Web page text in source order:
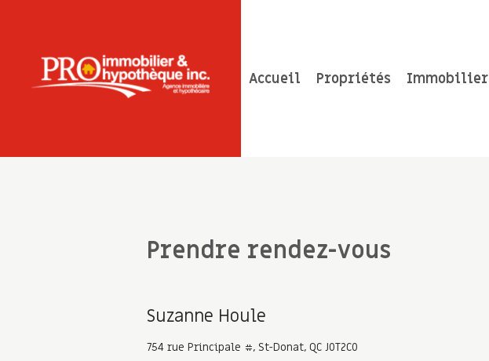
Accueil Propriétés Immobilier
Prendre rendez-vous
Suzanne Houle
754 rue Principale #, St-Donat, QC J0T2C0